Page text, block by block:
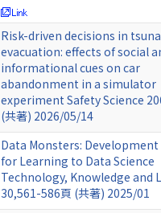
Risk-driven decisions in
evacuation: effects of social
informational cues on car
abandonment in a simulator
experiment Safety Science
(共著) 2026/05/14
Data Monsters: Development
for Learning to Data Science
Technology, Knowledge and
30,561-586頁 (共著) 2025/01